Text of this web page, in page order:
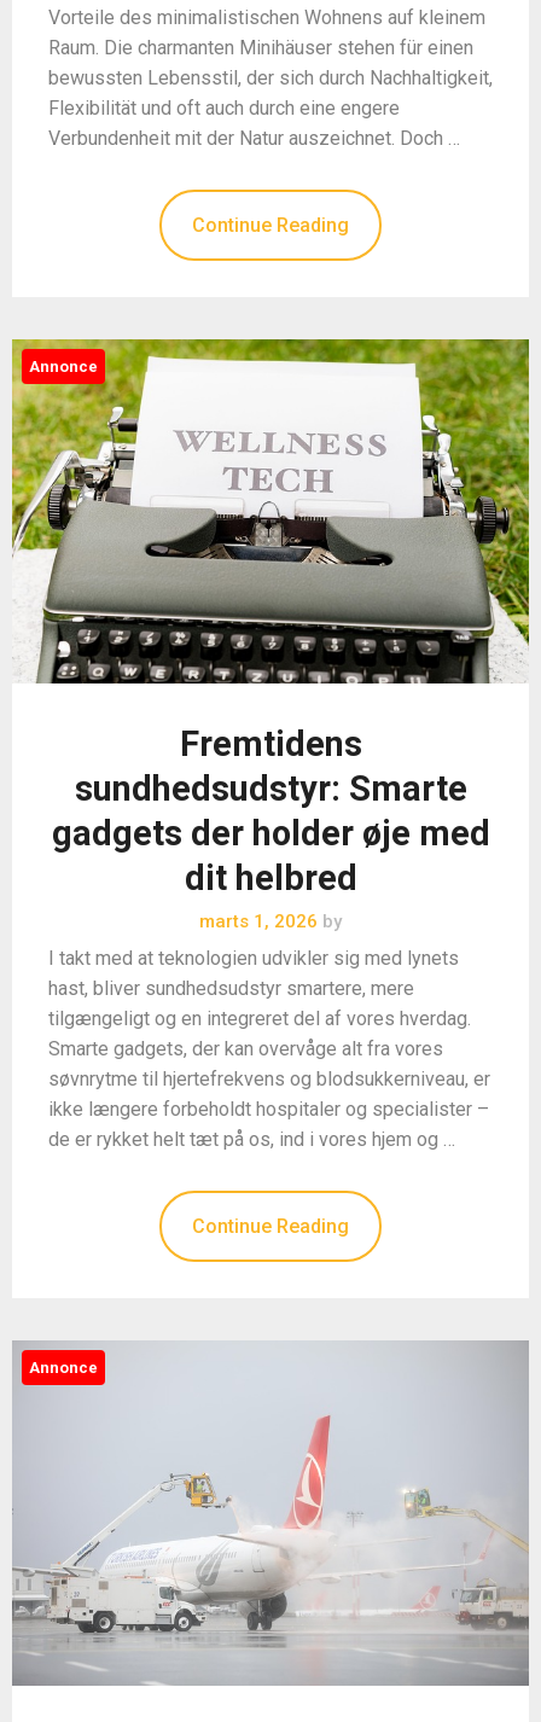
Vorteile des minimalistischen Wohnens auf kleinem
Raum. Die charmanten Minihäuser stehen für einen
bewussten Lebensstil, der sich durch Nachhaltigkeit,
Flexibilität und oft auch durch eine engere
Verbundenheit mit der Natur auszeichnet. Doch …
Continue Reading
Annonce
Fremtidens
sundhedsudstyr: Smarte
gadgets der holder øje med
dit helbred
marts 1, 2026 by
I takt med at teknologien udvikler sig med lynets
hast, bliver sundhedsudstyr smartere, mere
tilgængeligt og en integreret del af vores hverdag.
Smarte gadgets, der kan overvåge alt fra vores
søvnrytme til hjertefrekvens og blodsukkerniveau, er
ikke længere forbeholdt hospitaler og specialister –
de er rykket helt tæt på os, ind i vores hjem og …
Continue Reading
Annonce